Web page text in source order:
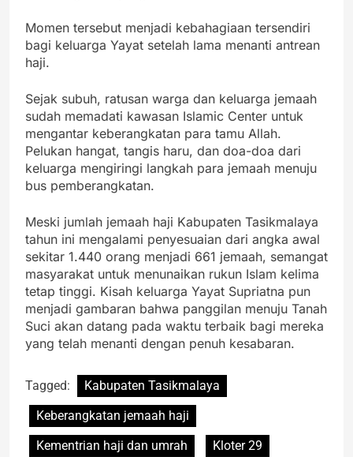
Momen tersebut menjadi kebahagiaan tersendiri
bagi keluarga Yayat setelah lama menanti antrean
haji.
Sejak subuh, ratusan warga dan keluarga jemaah
sudah memadati kawasan Islamic Center untuk
mengantar keberangkatan para tamu Allah.
Pelukan hangat, tangis haru, dan doa-doa dari
keluarga mengiringi langkah para jemaah menuju
bus pemberangkatan.
Meski jumlah jemaah haji Kabupaten Tasikmalaya
tahun ini mengalami penyesuaian dari angka awal
sekitar 1.440 orang menjadi 661 jemaah, semangat
masyarakat untuk menunaikan rukun Islam kelima
tetap tinggi. Kisah keluarga Yayat Supriatna pun
menjadi gambaran bahwa panggilan menuju Tanah
Suci akan datang pada waktu terbaik bagi mereka
yang telah menanti dengan penuh kesabaran.
Tagged:
Kabupaten Tasikmalaya
Keberangkatan jemaah haji
Kementrian haji dan umrah
Kloter 29